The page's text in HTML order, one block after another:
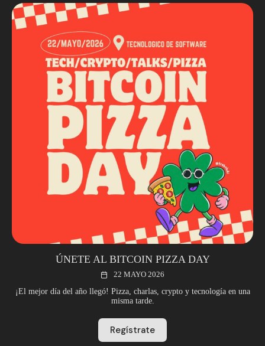
ÚNETE AL BITCOIN PIZZA DAY
22 MAYO 2026
¡El mejor día del año llegó! Pizza, charlas, crypto y tecnología en una
misma tarde.
Regístrate